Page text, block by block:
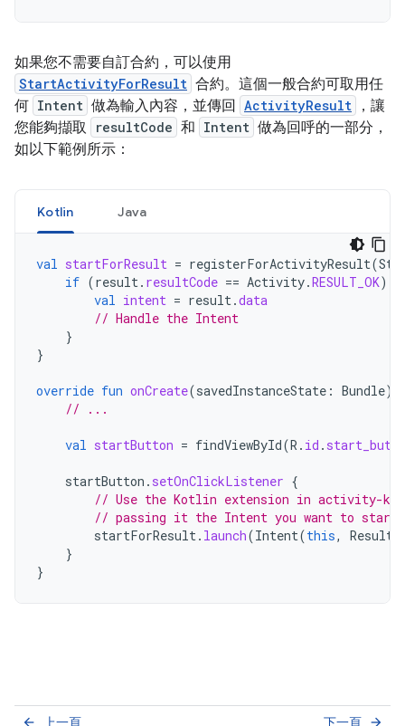
如果您不需要自訂合約，可以使用
StartActivityForResult 合約。這個一般合約可取用任
何 Intent 做為輸入內容，並傳回 ActivityResult
，讓
您能夠擷取
resultCode 和 Intent 做為回呼的一部分，
如以下範例所示：
Kotlin Java
val startForResult = registerForActivityResult(
if (result. resultCode == Activity.RESULT_OK)
val intent = result.data
// Handle the Intent
}
}
override fun onCreate(savedInstanceState : Bundle)
// ...
val startButton = findViewById(R . id .
startButton . setOnClickListener {
// Use the Kotlin extension in activity-ktx
// passing it the Intent you want to start
startForResult. launch(Intent(this,
}
}
上一頁
arrow_back 下一頁 arrow_forward